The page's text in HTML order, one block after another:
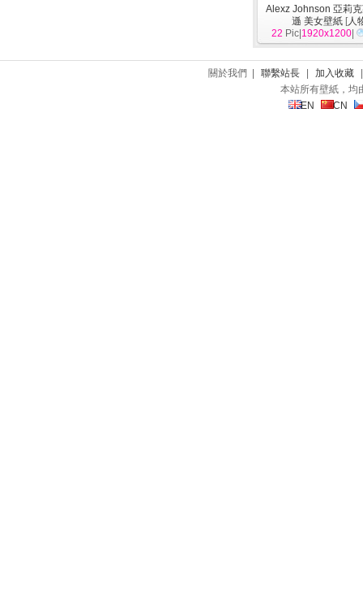
Alexz Johnson 亞莉克
遜 美女壁紙 [人
22 Pic| 1920x1200
關於我們 | 聯繫站長 加入收藏
本站所有壁紙，均
EN
CN